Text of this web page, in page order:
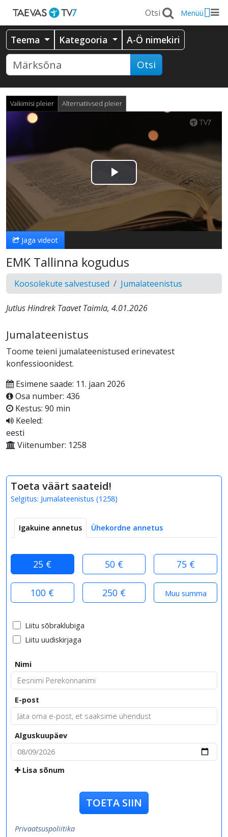
Menüü
Teema Kategooria A-Ö nimekiri
Otsi
Vaikimisi pleier Alternatiivsed pleier
Esita
Jaga videot
EMK Tallinna kogudus
Koosolekute salvestused Jumalateenistus
Jutlus Hindrek Taavet Taimla, 4.01.2026
Jumalateenistus
Toome teieni jumalateenistused erinevatest
konfessioonidest.
Esimene saade: 11. jaan 2026
Osa number: 436
Kestus: 90 min
Keeled:
eesti
Viitenumber: 1258
Toeta väärt saateid!
Selgitus: Jumalateenistus (1258)
Igakuine annetus Ühekordne annetus
25 € 50 € 75 €
100 € 250 €
Liitu sõbraklubiga
Liitu uudiskirjaga
Nimi
E-post
Alguskuupäev
Lisa sõnum
TOETA SIIN
Privaatsuspoliitika